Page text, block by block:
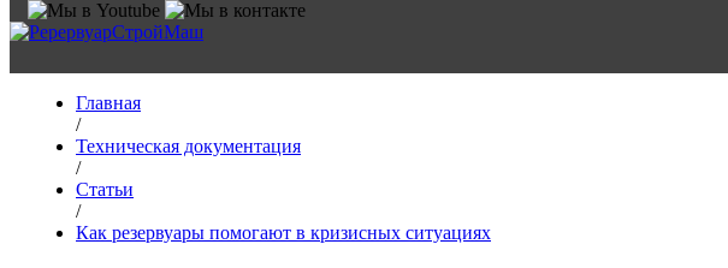
Главная
/
Техническая документация
/
Статьи
/
Как резервуары помогают в кризисных ситуациях